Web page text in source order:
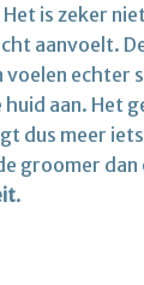
is zeker
aanvoelt.
voelen echter
aan. Het
dus meer
groomer dan
.